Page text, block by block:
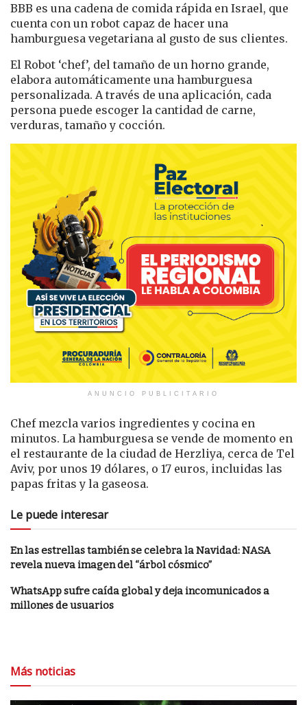
BBB es una cadena de comida rápida en Israel, que
cuenta con un robot capaz de hacer una
hamburguesa vegetariana al gusto de sus clientes.
El Robot ‘chef’, del tamaño de un horno grande,
elabora automáticamente una hamburguesa
personalizada. A través de una aplicación, cada
persona puede escoger la cantidad de carne,
verduras, tamaño y cocción.
ANUNCIO PUBLICITARIO
Chef mezcla varios ingredientes y cocina en
minutos. La hamburguesa se vende de momento en
el restaurante de la ciudad de Herzliya, cerca de Tel
Aviv, por unos 19 dólares, o 17 euros, incluidas las
papas fritas y la gaseosa.
Le puede interesar
En las estrellas también se celebra la Navidad: NASA
revela nueva imagen del “árbol cósmico”
WhatsApp sufre caída global y deja incomunicados a
millones de usuarios
Más noticias